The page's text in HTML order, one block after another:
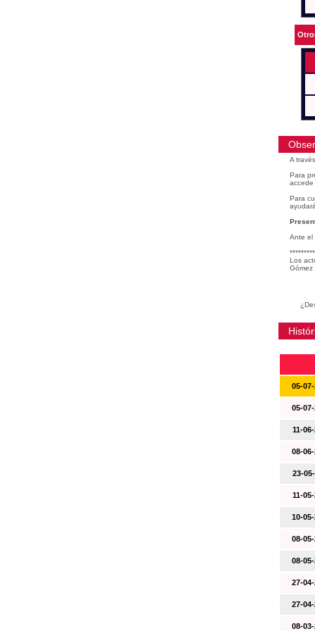
A
Para
accede
Para
Ante el
Los
Gómez
05-
05-
11-
08-
23-
11-
10-
08-
08-
27-
27-
08-